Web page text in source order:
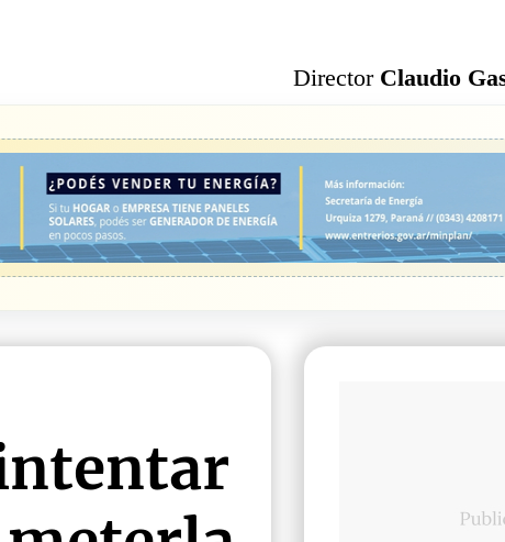
Director Claudio